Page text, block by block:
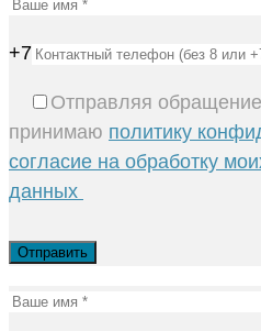
+7
Отправляя
принимаю политику
согласие на обработку
данных